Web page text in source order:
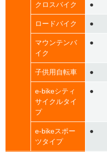
クロスバイク ●
ロードバイク ●
マウンテンバ
イク
●
子供用自転車 ●
e-bikeシティ
サイクルタイ
プ
●
e-bikeスポー
ツタイプ
●